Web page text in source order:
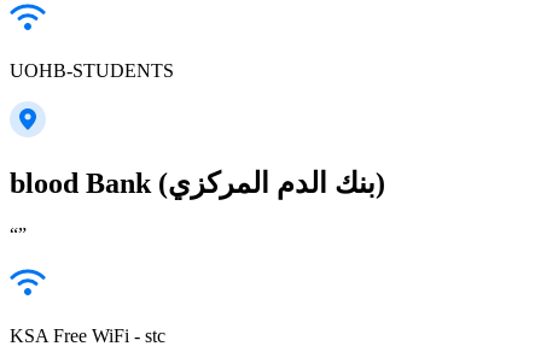
UOHB-STUDENTS
blood Bank (بنك الدم المركزي)
“”
KSA Free WiFi - stc